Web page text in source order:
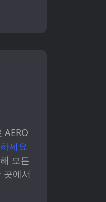
AERO
세요
모든
에서